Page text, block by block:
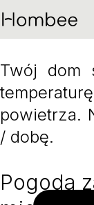
Twój dom
powietrza.
/ dobę.
Pogoda